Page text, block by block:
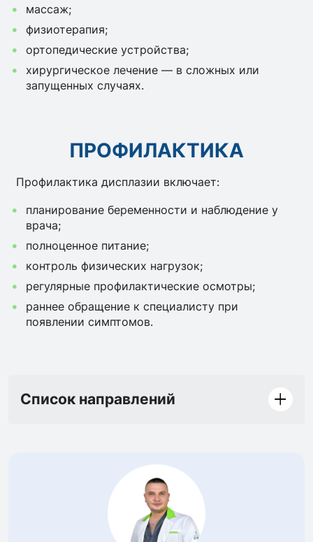
массаж;
физиотерапия;
ортопедические устройства;
хирургическое лечение — в сложных или
запущенных случаях.
ПРОФИЛАКТИКА
Профилактика дисплазии включает:
планирование беременности и наблюдение у
врача;
полноценное питание;
контроль физических нагрузок;
регулярные профилактические осмотры;
раннее обращение к специалисту при
появлении симптомов.
Список направлений